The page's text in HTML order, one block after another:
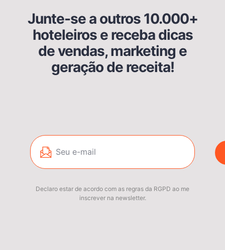
Junte-se a outros 10.000+
hoteleiros e receba dicas
de vendas, marketing e
geração de receita!
Declaro estar de acordo com as regras da RGPD ao me
inscrever na newsletter.